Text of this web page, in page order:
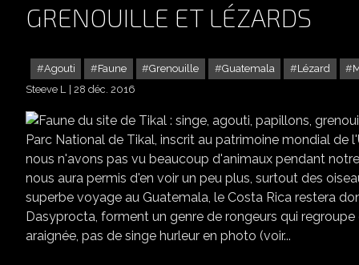
GRENOUILLE ET LÉZARDS
Agouti Faune Grenouille Guatemala Lézard
Steeve L
28 déc. 2016
Parc National de Tikal, inscrit au patrimoine mondial de
nous n'avons pas vu beaucoup d'animaux pendant
nous aura permis d'en voir un peu plus, surtout des
superbe voyage au Guatemala, le Costa Rica restera
Dasyprocta, forment un genre de rongeurs qui
araignée, pas de singe hurleur en photo (voir...